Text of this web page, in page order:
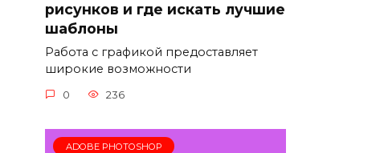
рисунков и где искать лучшие
шаблоны
Работа с графикой предоставляет
широкие возможности
0 236
ADOBE PHOTOSHOP